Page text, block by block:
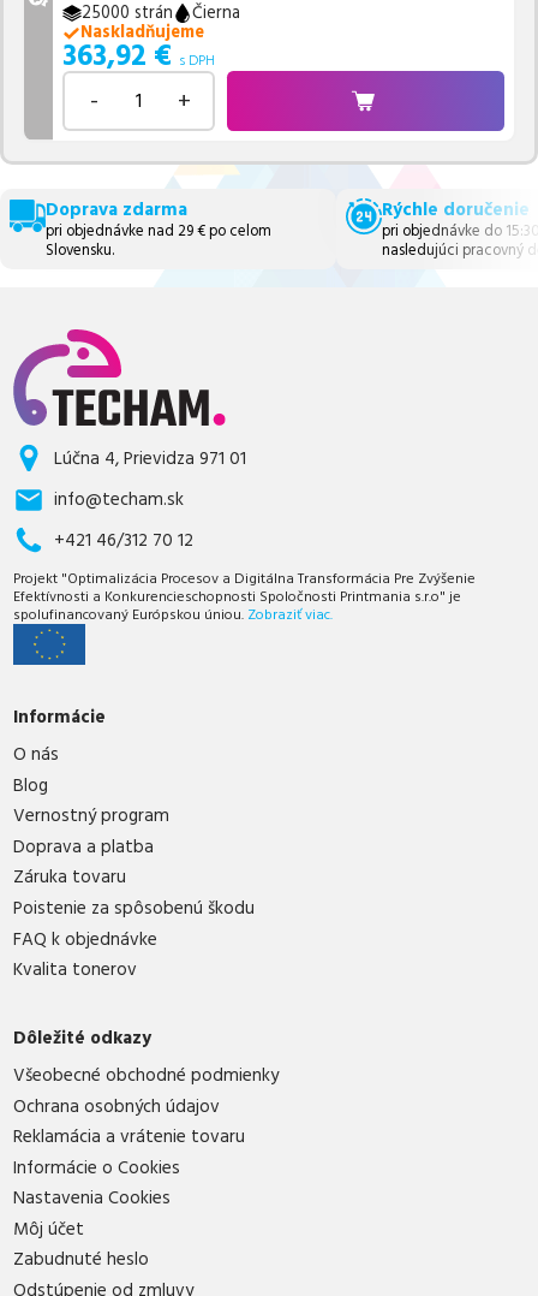
25000 strán
Čierna
Naskladňujeme
363,92 € s DPH
- +
Doprava zdarma
pri objednávke nad 29 € po celom
Slovensku.
Rýchle doručenie
pri objednávke do
nasledujúci pracovný
Lúčna 4, Prievidza 971 01
info@techam.sk
+421 46/312 70 12
Projekt "Optimalizácia Procesov a Digitálna Transformácia Pre Zvýšenie
Efektívnosti a Konkurencieschopnosti Spoločnosti Printmania s.r.o" je
spolufinancovaný Európskou úniou. Zobraziť viac.
Informácie
O nás
Blog
Vernostný program
Doprava a platba
Záruka tovaru
Poistenie za spôsobenú škodu
FAQ k objednávke
Kvalita tonerov
Dôležité odkazy
Všeobecné obchodné podmienky
Ochrana osobných údajov
Reklamácia a vrátenie tovaru
Informácie o Cookies
Nastavenia Cookies
Môj účet
Zabudnuté heslo
Odstúpenie od zmluvy